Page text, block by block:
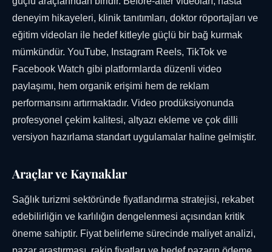
deneyim hikayeleri, klinik tanıtımları, doktor röportajları ve
eğitim videoları ile hedef kitleyle güçlü bir bağ kurmak
mümkündür. YouTube, Instagram Reels, TikTok ve
Facebook Watch gibi platformlarda düzenli video
paylaşımı, hem organik erişimi hem de reklam
performansını artırmaktadır. Video prodüksiyonunda
profesyonel çekim kalitesi, altyazı ekleme ve çok dilli
versiyon hazırlama standart uygulamalar haline gelmiştir.
Araçlar ve Kaynaklar
Sağlık turizmi sektöründe fiyatlandırma stratejisi, rekabet
edebilirliğin ve karlılığın dengelenmesi açısından kritik
öneme sahiptir. Fiyat belirleme sürecinde maliyet analizi,